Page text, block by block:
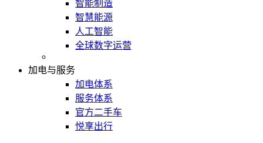
智能制造
智慧能源
人工智能
全球数字运营
加电与服务
加电体系
服务体系
官方二手车
悦享出行